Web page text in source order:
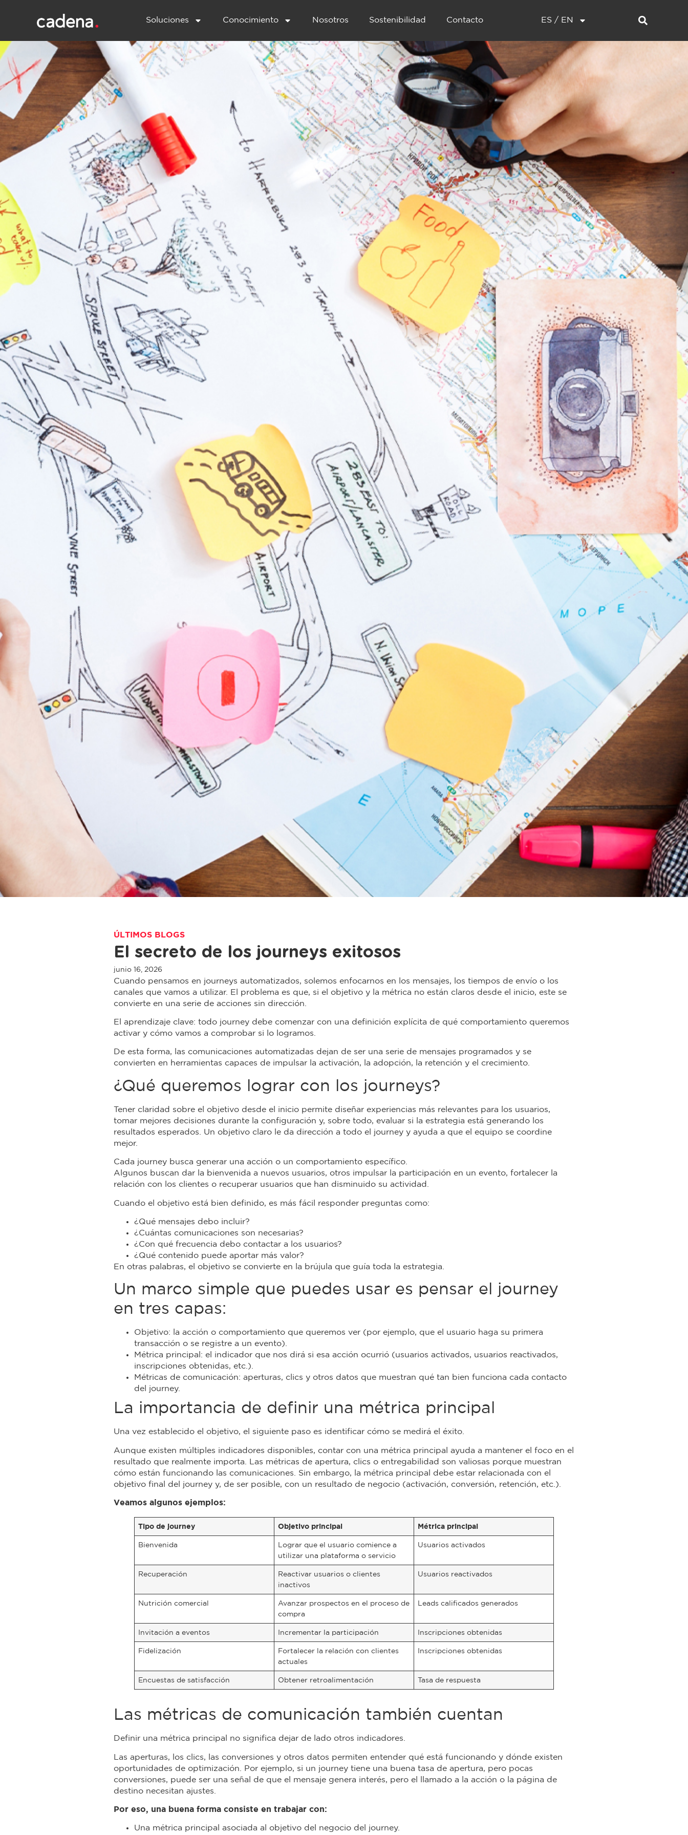
Soluciones Conocimiento Nosotros Sostenibilidad Contacto ES / EN
ÚLTIMOS BLOGS
El secreto de los journeys exitosos
junio 16, 2026
Cuando pensamos en journeys automatizados, solemos enfocarnos en los mensajes, los tiempos de envío o los
canales que vamos a utilizar. El problema es que, si el objetivo y la métrica no están claros desde el inicio, este se
convierte en una serie de acciones sin dirección.
El aprendizaje clave: todo journey debe comenzar con una definición explícita de qué comportamiento queremos
activar y cómo vamos a comprobar si lo logramos.
De esta forma, las comunicaciones automatizadas dejan de ser una serie de mensajes programados y se
convierten en herramientas capaces de impulsar la activación, la adopción, la retención y el crecimiento.
¿Qué queremos lograr con los journeys?
Tener claridad sobre el objetivo desde el inicio permite diseñar experiencias más relevantes para los usuarios,
tomar mejores decisiones durante la configuración y, sobre todo, evaluar si la estrategia está generando los
resultados esperados. Un objetivo claro le da dirección a todo el journey y ayuda a que el equipo se coordine
mejor.
Cada journey busca generar una acción o un comportamiento específico.
Algunos buscan dar la bienvenida a nuevos usuarios, otros impulsar la participación en un evento, fortalecer la
relación con los clientes o recuperar usuarios que han disminuido su actividad.
Cuando el objetivo está bien definido, es más fácil responder preguntas como:
¿Qué mensajes debo incluir?
¿Cuántas comunicaciones son necesarias?
¿Con qué frecuencia debo contactar a los usuarios?
¿Qué contenido puede aportar más valor?
En otras palabras, el objetivo se convierte en la brújula que guía toda la estrategia.
Un marco simple que puedes usar es pensar el journey
en tres capas:
Objetivo: la acción o comportamiento que queremos ver (por ejemplo, que el usuario haga su primera
transacción o se registre a un evento).
Métrica principal: el indicador que nos dirá si esa acción ocurrió (usuarios activados, usuarios reactivados,
inscripciones obtenidas, etc.).
Métricas de comunicación: aperturas, clics y otros datos que muestran qué tan bien funciona cada contacto
del journey.
La importancia de definir una métrica principal
Una vez establecido el objetivo, el siguiente paso es identificar cómo se medirá el éxito.
Aunque existen múltiples indicadores disponibles, contar con una métrica principal ayuda a mantener el foco en el
resultado que realmente importa. Las métricas de apertura, clics o entregabilidad son valiosas porque muestran
cómo están funcionando las comunicaciones. Sin embargo, la métrica principal debe estar relacionada con el
objetivo final del journey y, de ser posible, con un resultado de negocio (activación, conversión, retención, etc.).
Veamos algunos ejemplos:
Tipo de journey Objetivo principal Métrica principal
Bienvenida
Lograr que el usuario comience a
utilizar una plataforma o servicio
Usuarios activados
Recuperación
Reactivar usuarios o clientes
inactivos
Usuarios reactivados
Nutrición comercial
Avanzar prospectos en el proceso de
compra
Leads calificados generados
Invitación a eventos Incrementar la participación Inscripciones obtenidas
Fidelización
Fortalecer la relación con clientes
actuales
Inscripciones obtenidas
Encuestas de satisfacción Obtener retroalimentación Tasa de respuesta
Las métricas de comunicación también cuentan
Definir una métrica principal no significa dejar de lado otros indicadores.
Las aperturas, los clics, las conversiones y otros datos permiten entender qué está funcionando y dónde existen
oportunidades de optimización. Por ejemplo, si un journey tiene una buena tasa de apertura, pero pocas
conversiones, puede ser una señal de que el mensaje genera interés, pero el llamado a la acción o la página de
destino necesitan ajustes.
Por eso, una buena forma consiste en trabajar con:
Una métrica principal asociada al objetivo del negocio del journey.